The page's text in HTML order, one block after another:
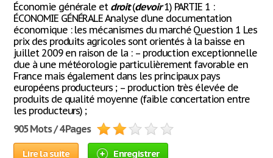
Économie générale et droit(devoir1) PARTIE 1 :
ÉCONOMIE GÉNÉRALE Analyse d’une documentation
économique : les mécanismes du marché Question 1 Les
prix des produits agricoles sont orientés à la baisse en
juillet 2009 en raison de la : – production exceptionnelle
due à une météorologie particulièrement favorable en
France mais également dans les principaux pays
européens producteurs ; – production très élevée de
produits de qualité moyenne (faible concertation entre
les producteurs) ;
905 Mots / 4 Pages
Lire la suite Enregistrer